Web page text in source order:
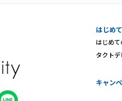
はじめ
はじめ
タクト
キャン